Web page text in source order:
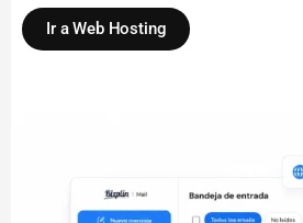
Ir a Web Hosting